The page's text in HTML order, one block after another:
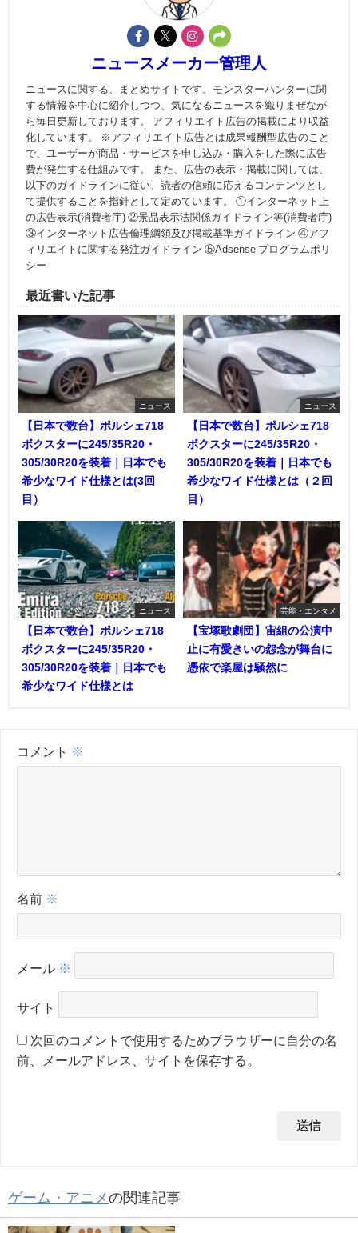
ニュースメーカー管理人
ニュースに関する、まとめサイトです。モンスターハンターに関
する情報を中心に紹介しつつ、気になるニュースを織りまぜなが
ら毎日更新しております。 アフィリエイト広告の掲載により収益
化しています。 ※アフィリエイト広告とは成果報酬型広告のこと
で、ユーザーが商品・サービスを申し込み・購入をした際に広告
費が発生する仕組みです。 また、広告の表示・掲載に関しては、
以下のガイドラインに従い、読者の信頼に応えるコンテンツとし
て提供することを指針として定めています。 ①インターネット上
の広告表示(消費者庁) ②景品表示法関係ガイドライン等(消費者庁)
③インターネット広告倫理綱領及び掲載基準ガイドライン ④アフ
ィリエイトに関する発注ガイドライン ⑤Adsense プログラムポリ
シー
最近書いた記事
ニュース
【日本で数台】ポルシェ718
ボクスターに245/35R20・
305/30R20を装着｜日本でも
希少なワイド仕様とは(3回
目）
ニュース
【日本で数台】ポルシェ718
ボクスターに245/35R20・
305/30R20を装着｜日本でも
希少なワイド仕様とは（２回
目）
ニュース
【日本で数台】ポルシェ718
ボクスターに245/35R20・
305/30R20を装着｜日本でも
希少なワイド仕様とは
芸能・エンタメ
【宝塚歌劇団】宙組の公演中
止に有愛きいの怨念が舞台に
憑依で楽屋は騒然に
コメント ※
名前 ※
メール ※
サイト
次回のコメントで使用するためブラウザーに自分の名
前、メールアドレス、サイトを保存する。
ゲーム・アニメの関連記事